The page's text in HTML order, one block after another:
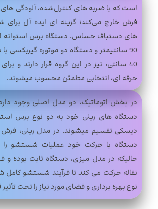
است که با ضربه‌ های کنترل‌شده، آلودگی‌ های
فرش خارج می‌کند؛ گزینه‌ ای ایده‌ آل
90 سانتیمتر و دستگاه دو موتوره گیربکسی
40 سانتی، نیز در این گروه قرار دارند و
حرفه‌ ای، انتخابی مطمئن محسوب میشوند.
در بخش اتوماتیک، دو مدل اصلی وجود
دستگاه‌ های ریلی خود به دو نوع برس
دیسکی تقسیم میشوند. در مدل ریلی، فرش
دستگاه با حرکت خود عملیات شستشو را
حالیکه در مدل میزی، دستگاه ثابت بوده و
نقاله حرکت می‌ کند تا فرآیند شستشو کامل
نوع بهره‌ برداری و فضای مورد نیاز را تحت